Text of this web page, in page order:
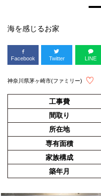
海を感じるお家
Facebook Twitter LINE
神奈川県茅ヶ崎市(ファミリー)
工事費
間取り
所在地
専有面積
家族構成
築年月